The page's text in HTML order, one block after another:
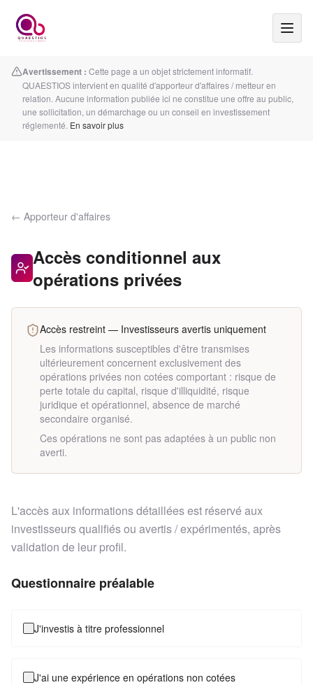
Avertissement : Cette page a un objet strictement informatif.
QUAESTIOS intervient en qualité d'apporteur d'affaires / metteur en
relation. Aucune information publiée ici ne constitue une offre au public,
une sollicitation, un démarchage ou un conseil en investissement
réglementé. En savoir plus
← Apporteur d'affaires
Accès conditionnel aux
opérations privées
Accès restreint — Investisseurs avertis uniquement
Les informations susceptibles d'être transmises
ultérieurement concernent exclusivement des
opérations privées non cotées comportant : risque de
perte totale du capital, risque d'illiquidité, risque
juridique et opérationnel, absence de marché
secondaire organisé.
Ces opérations ne sont pas adaptées à un public non
averti.
L'accès aux informations détaillées est réservé aux
investisseurs qualifiés ou avertis / expérimentés, après
validation de leur profil.
Questionnaire préalable
J'investis à titre professionnel
J'ai une expérience en opérations non cotées